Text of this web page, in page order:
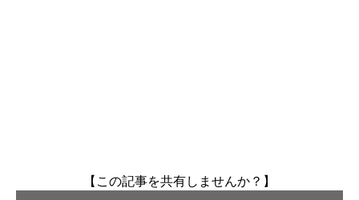
【この記事を共有しませんか？】